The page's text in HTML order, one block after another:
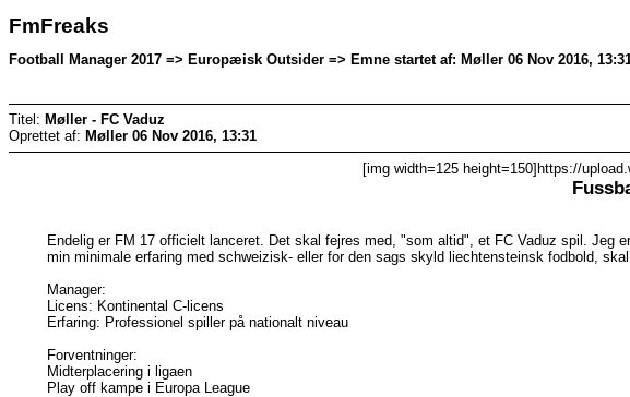
FmFreaks
Football Manager 2017 => Europæisk Outsider => Emne startet af: Møller 06 Nov 2016,
Titel: Møller - FC Vaduz
Oprettet af: Møller 06 Nov 2016, 13:31
[img width=125 height=150]https://
Endelig er FM 17 officielt lanceret. Det skal fejres med, "som altid", et FC Vaduz spil. Jeg
min minimale erfaring med schweizisk- eller for den sags skyld liechtensteinsk fodbold,
Manager:
Licens: Kontinental C-licens
Erfaring: Professionel spiller på nationalt niveau
Forventninger:
Midterplacering i ligaen
Play off kampe i Europa League